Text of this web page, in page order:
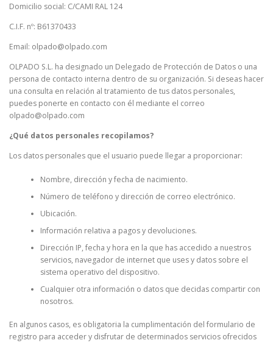
Domicilio social: C/CAMI RAL 124
C.I.F. nº: B61370433
Email: olpado@olpado.com
OLPADO S.L. ha designado un Delegado de Protección de Datos o una
persona de contacto interna dentro de su organización. Si deseas hacer
una consulta en relación al tratamiento de tus datos personales,
puedes ponerte en contacto con él mediante el correo
olpado@olpado.com
¿Qué datos personales recopilamos?
Los datos personales que el usuario puede llegar a proporcionar:
Nombre, dirección y fecha de nacimiento.
Número de teléfono y dirección de correo electrónico.
Ubicación.
Información relativa a pagos y devoluciones.
Dirección IP, fecha y hora en la que has accedido a nuestros
servicios, navegador de internet que uses y datos sobre el
sistema operativo del dispositivo.
Cualquier otra información o datos que decidas compartir con
nosotros.
En algunos casos, es obligatoria la cumplimentación del formulario de
registro para acceder y disfrutar de determinados servicios ofrecidos